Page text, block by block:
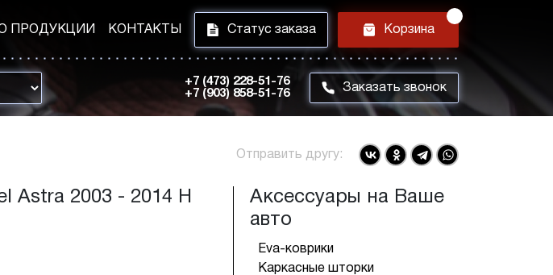
ПРОДУКЦИИ КОНТАКТЫ i Статус заказа h Корзина
+7 (473) 228-51-76
+7 (903) 858-51-76
m Заказать звонок
Отправить другу:
Astra 2003 - 2014 H
Аксессуары на Ваше
авто
Eva-коврики
Каркасные шторки